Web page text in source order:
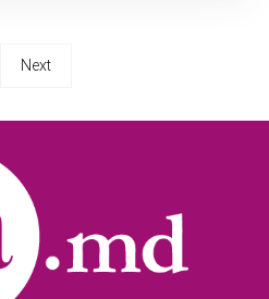
Next